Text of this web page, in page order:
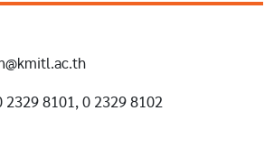
2329 8101, 0 2329 8102